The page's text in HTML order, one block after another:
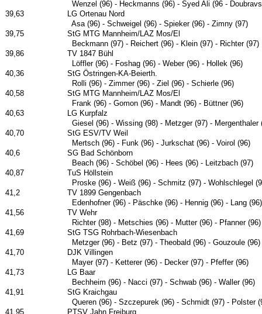
Wenzel (96) - Heckmanns (96) - Syed Ali (96 -
39,63
LG Ortenau Nord
Asa (96) - Schweigel (96) - Spieker (96) - Zimny (97)
39,75
StG MTG Mannheim/LAZ Mos/El
Beckmann (97) - Reichert (96) - Klein (97) - Richter (97)
39,86
TV 1847 Bühl
Löffler (96) - Foshag (96) - Weber (96) - Hollek (96)
40,36
StG Östringen-KA-Beierth.
Rolli (96) - Zimmer (96) - Ziel (96) - Schierle (96)
40,58
StG MTG Mannheim/LAZ Mos/El
Frank (96) - Gomon (96) - Mandt (96) - Büttner (96)
40,63
LG Kurpfalz
Giesel (96) - Wissing (98) - Metzger (97) - Mergenthaler
40,70
StG ESV/TV Weil
Mertsch (96) - Funk (96) - Jurkschat (96) - Voirol (96)
40,6
SG Bad Schönborn
Beach (96) - Schöbel (96) - Hees (96) - Leitzbach (97)
40,87
TuS Höllstein
Proske (96) - Weiß (96) - Schmitz (97) - Wohlschlegel
41,2
TV 1899 Gengenbach
Edenhofner (96) - Päschke (96) - Hennig (96) - Lang (96)
41,56
TV Wehr
Richter (98) - Metschies (96) - Mutter (96) - Pfanner (96)
41,69
StG TSG Rohrbach-Wiesenbach
Metzger (96) - Betz (97) - Theobald (96) - Gouzoule (96)
41,70
DJK Villingen
Mayer (97) - Ketterer (96) - Decker (97) - Pfeffer (96)
41,73
LG Baar
Bechheim (96) - Nacci (97) - Schwab (96) - Waller (96)
41,91
StG Kraichgau
Queren (96) - Szczepurek (96) - Schmidt (97) - Polster
41,95
PTSV Jahn Freiburg